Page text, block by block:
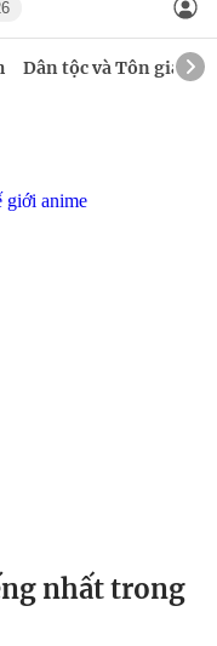
Dân tộc và Tôn giáo
nhất trong